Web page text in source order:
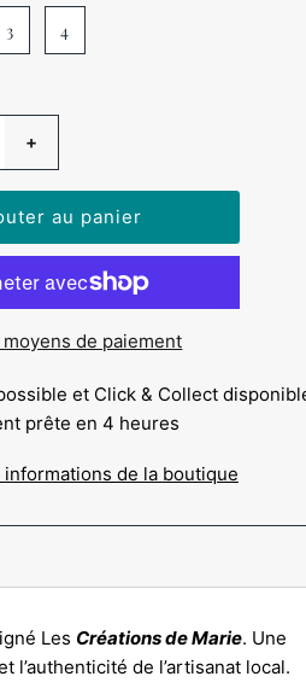
3 4
+
de paiement
et Click & Collect
prête en 4 heures
de la boutique
Les Créations de Marie. Une
l’authenticité de l’artisanat local.